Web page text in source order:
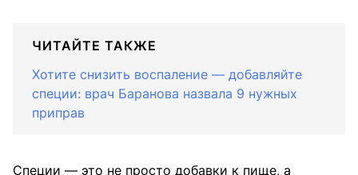
ЧИТАЙТЕ ТАКЖЕ
Хотите снизить воспаление — добавляйте
специи: врач Баранова назвала 9 нужных
приправ
Специи — это не просто добавки к пище, а